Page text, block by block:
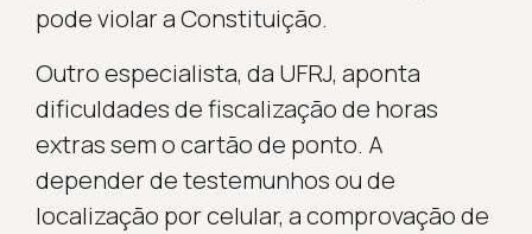
pode violar a Constituição.
Outro especialista, da UFRJ, aponta
dificuldades de fiscalização de horas
extras sem o cartão de ponto. A
depender de testemunhos ou de
localização por celular, a comprovação de